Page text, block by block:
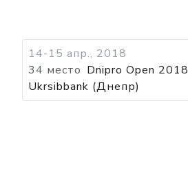
14-15 апр., 2018
34 место Dnipro Open 2018
Ukrsibbank (Днепр)